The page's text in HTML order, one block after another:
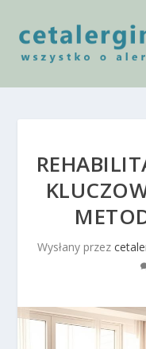
Wysłany przez